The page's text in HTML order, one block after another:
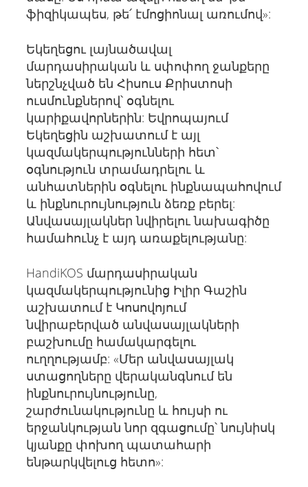
ֆիզիկապես, թե՛ էմոցիոնալ առումով»:
Եկեղեցու լայնածավալ
մարդասիրական և սփոփող ջանքերը
ներշնչված են Հիսուս Քրիստոսի
ուսմունքներով՝ օգնելու
կարիքավորներին: Եվրոպայում
Եկեղեցին աշխատում է այլ
կազմակերպությունների հետ՝
օգնություն տրամադրելու և
անհատներին օգնելու ինքնապահովում
և ինքնուրույնություն ձեռք բերել:
Անվասայլակներ նվիրելու նախագիծը
համահունչ է այդ առաքելությանը:
HandiKOS մարդասիրական
կազմակերպությունից Իլիր Գաշին
աշխատում է Կոսովոյում
նվիրաբերված անվասայլակների
բաշխումը համակարգելու
ուղղությամբ: «Մեր անվասայլակ
ստացողները վերականգնում են
ինքնուրույնությունը,
շարժունակությունը և հույսի ու
երջանկության նոր զգացումը՝ նույնիսկ
կյանքը փոխող պատահարի
ենթարկվելուց հետո»: